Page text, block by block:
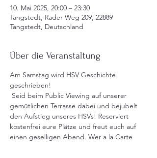
10. Mai 2025, 20:00 – 23:30
Tangstedt, Rader Weg 209, 22889
Tangstedt, Deutschland
Über die Veranstaltung
Am Samstag wird HSV Geschichte
geschrieben!
gemütlichen Terrasse dabei und bejubelt
den Aufstieg unseres HSVs! Reserviert
kostenfrei eure Plätze und freut euch auf
einen geselligen Abend. Wer a la Carte